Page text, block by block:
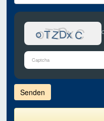
gib
die
im
CAPTCHA
angezeigten